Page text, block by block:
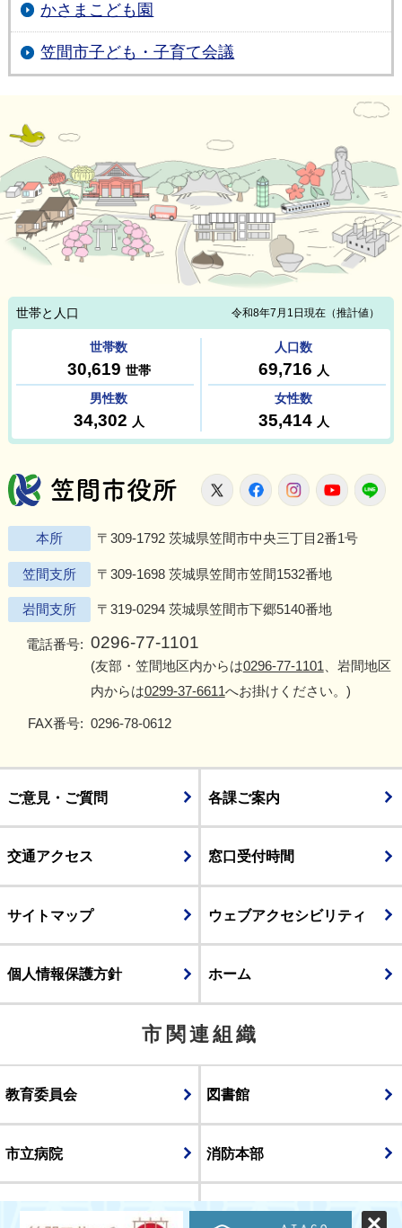
かさまこども園
笠間市子ども・子育て会議
笠間市役所
X FacebookInstagram
本所 〒309-1792 茨城県笠間市中央三丁目2番1号
笠間支所 〒309-1698 茨城県笠間市笠間1532番地
岩間支所 〒319-0294 茨城県笠間市下郷5140番地
電話番号: 0296-77-1101
(友部・笠間地区内からは0296-77-1101 、岩間地区
内からは0299-37-6611へお掛けください。)
FAX番号: 0296-78-0612
ご意見・ご質問 各課ご案内
交通アクセス 窓口受付時間
サイトマップ ウェブアクセシビリティ
個人情報保護方針 ホーム
市関連組織
教育委員会 図書館
市立病院 消防本部
議会